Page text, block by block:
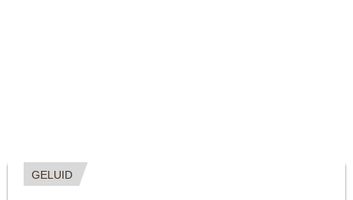
GELUID